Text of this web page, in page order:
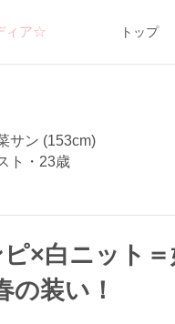
ィア☆ トップ
サン (153cm)
ト・23歳
×白ニット
の装い！